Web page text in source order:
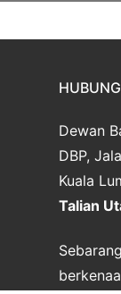
Dewan
DBP,
Kuala
Talian